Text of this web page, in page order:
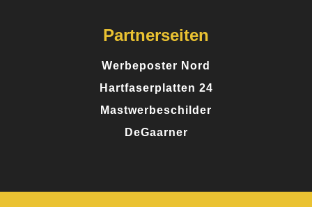
Partnerseiten
Werbeposter Nord
Hartfaserplatten 24
Mastwerbeschilder
DeGaarner